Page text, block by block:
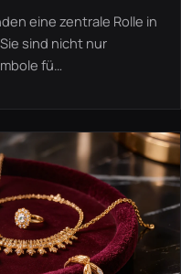
eine zentrale Rolle in
sind nicht nur
fü…